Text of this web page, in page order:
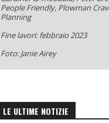
People Friendly, Plowman
Planning
Fine lavori: febbraio 2023
Foto: Janie Airey
LE ULTIME NOTIZIE